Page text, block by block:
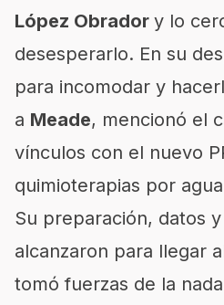
López Obrador y lo
desesperarlo. En su
para incomodar y
a Meade, mencionó el
vínculos con el nuevo
quimioterapias por
Su preparación, datos
alcanzaron para llegar
tomó fuerzas de la